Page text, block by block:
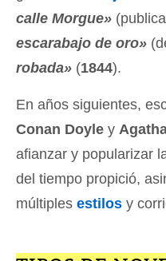
calle Morgue»
escarabajo de oro»
robada» (1844).
En años siguientes,
Conan Doyle y
afianzar y popularizar
del tiempo propició,
múltiples estilos y